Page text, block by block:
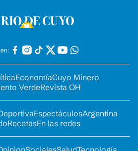
EconomíaCuyo Minero
VerdeRevista OH
EspectáculosArgentina
RecetasEn las redes